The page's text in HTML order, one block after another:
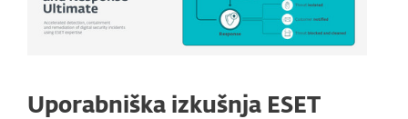
Uporabniška izkušnja ESET